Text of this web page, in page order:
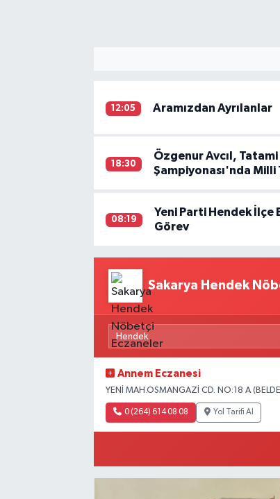
12:05 Aramızdan Ayrılanlar
18:30
Özgenur Avcıl,
Şampiyonası'nda Milli
08:19
Yeni Parti Hendek İlçe
Görev
Sakarya Hendek
Annem Eczanesi
YENİ MAH.OSMANGAZİ CD. NO:18 A
0 (264) 614 08 08 Yol Tarifi Al